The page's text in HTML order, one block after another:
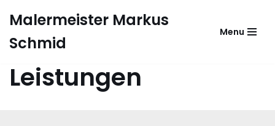
Inhalt
Malermeister Markus
Schmid
Menu
Leistungen